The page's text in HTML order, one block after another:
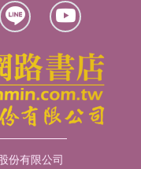
份有限公司